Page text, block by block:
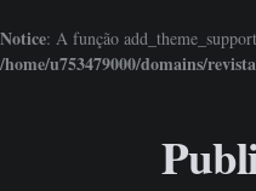
Notice: A função
/home/u753479000/domains/